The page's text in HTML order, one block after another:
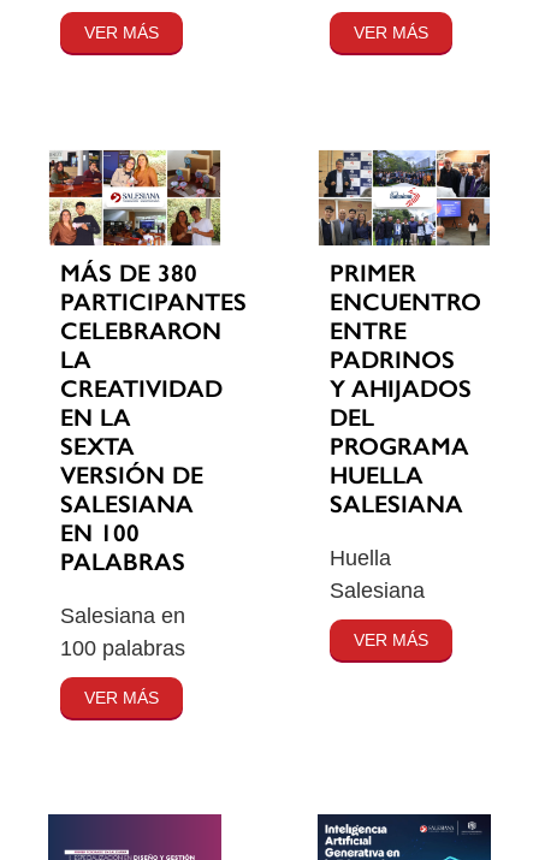
VER MÁS VER MÁS
MÁS DE 380
PARTICIPANTES
CELEBRARON
LA
CREATIVIDAD
EN LA
SEXTA
VERSIÓN DE
SALESIANA
EN 100
PALABRAS
Salesiana en
100 palabras
VER MÁS
PRIMER
ENCUENTRO
ENTRE
PADRINOS
Y AHIJADOS
DEL
PROGRAMA
HUELLA
SALESIANA
Huella
Salesiana
VER MÁS